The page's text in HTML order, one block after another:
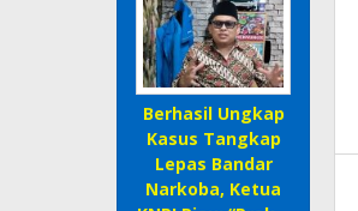
Berhasil Ungkap
Kasus Tangkap
Lepas Bandar
Narkoba, Ketua